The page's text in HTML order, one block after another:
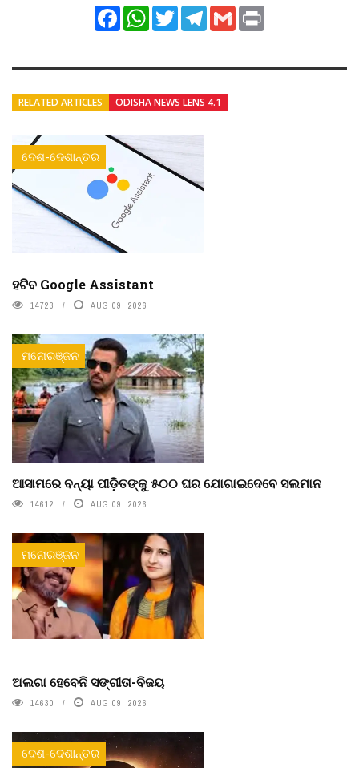
FacebookWhatsApp
TwitterTelegram
Gmail
RELATED ARTICLES ODISHA NEWS LENS 4.1
ଦେଶ-ଦେଶାନ୍ତର
ହଟିବ Google Assistant
14723 AUG 09, 2026
ମନୋରଞ୍ଜନ
ଆସାମରେ ବନ୍ୟା ପୀଡ଼ିତଙ୍କୁ ୫୦୦ ଘର ଯୋଗାଇଦେବେ ସଲମାନ
14612 AUG 09, 2026
ମନୋରଞ୍ଜନ
ଅଲଗା ହେବେନି ସଙ୍ଗୀତା-ବିଜୟ
14630 AUG 09, 2026
ଦେଶ-ଦେଶାନ୍ତର